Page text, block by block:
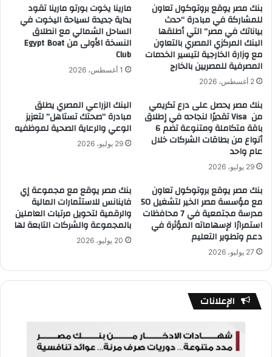
بنك مصر يوقع بروتوكول تعاون
للمشاركة في مبادرة “حدث
بياناتك في مصر” التي أطلقها
البنك المركزي المصري بالتعاون
مع وزارة الخارجية لتيسير الخدمات
المصرفية للمصريين بالخارج
2 أغسطس، 2026
مارينا يخوت بورتو مارينا تقود
بداية جديدة لسياحة اليخوت في
الساحل الشمالي مع انطلاق
النسخة الأولى من Egypt Boat
Club
1 أغسطس، 2026
بنك مصر يحصل على درع تكريمي
من Visa تقديرًا لنجاحه في إطلاق
باقة متكاملة ومتنوعة تضم 6
أنواع من بطاقات الشركات خلال
عام واحد
29 يوليو، 2026
البنك الزراعي المصري يطلق
مبادرة “صحتك تستاهل” لتعزيز
الوعي والرعاية الصحية لموظفيه
29 يوليو، 2026
بنك مصر يوقع بروتوكول تعاون
مع مؤسسة مصر الخير لتشغيل 50
مدرسة مجتمعية في 7 محافظات
استمرارًا لإسهاماته المؤثرة في
دعم وتطوير التعليم
27 يوليو، 2026
بنك مصر يوقع مع مجموعة إي
فاينانس للاستثمارات المالية
والرقمية لتحويل مرتبات العاملين
بالمجموعة والشركات التابعة لها
20 يوليو، 2026
الإعلانات